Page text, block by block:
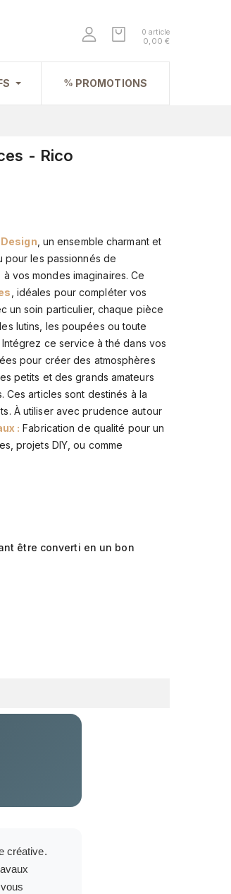
0 article
0,00 €
PROMOTIONS
- Rico
, un ensemble charmant et
pour les passionnés de
vos mondes imaginaires. Ce
, idéales pour compléter vos
un soin particulier, chaque pièce
lutins, les poupées ou toute
ce service à thé dans vos
pour créer des atmosphères
petits et des grands amateurs
Ces articles sont destinés à la
À utiliser avec prudence autour
: Fabrication de qualité pour un
projets DIY, ou comme
être converti en un bon
créative.